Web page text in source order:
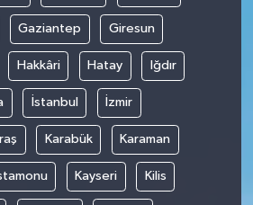
Gaziantep Giresun
Hakkâri Hatay Iğdır
İstanbul İzmir
Karabük Karaman
Kayseri Kilis